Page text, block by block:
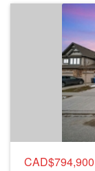
CAD$794,900